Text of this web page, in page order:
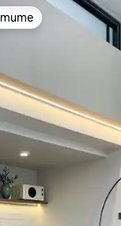
избор на гостите